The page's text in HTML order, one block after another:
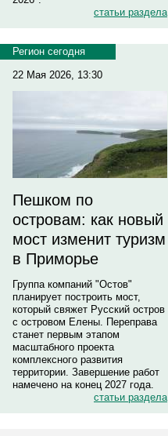
статьи раздела
Регион сегодня
22 Мая 2026, 13:30
Пешком по
островам: как новый
мост изменит туризм
в Приморье
Группа компаний "Остов"
планирует построить мост,
который свяжет Русский остров
с островом Елены. Переправа
станет первым этапом
масштабного проекта
комплексного развития
территории. Завершение работ
намечено на конец 2027 года.
статьи раздела